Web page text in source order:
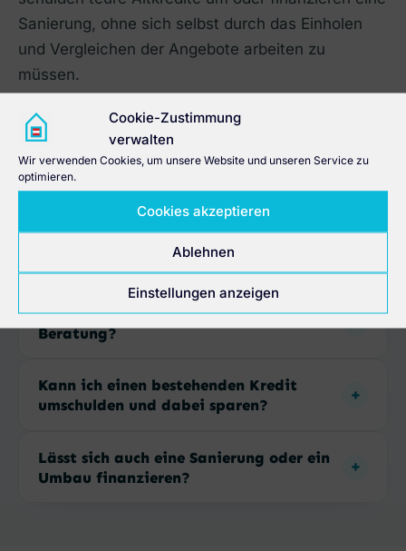
Cookie-Zustimmung
verwalten
Wir verwenden Cookies, um unsere Website und unseren Service zu
optimieren.
Cookies akzeptieren
Ablehnen
Einstellungen anzeigen
Sanierung, ohne sich selbst durch das Einholen
und Vergleichen der Angebote arbeiten zu
müssen.
Häufige Fragen zur
Immobilienfinanzierung
Was bedeutet bankenunabhängige
Beratung?
Kann ich einen bestehenden Kredit
umschulden und dabei sparen?
Lässt sich auch eine Sanierung oder ein
Umbau finanzieren?